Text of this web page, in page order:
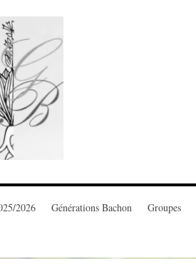
2026 Générations Bachon Groupes